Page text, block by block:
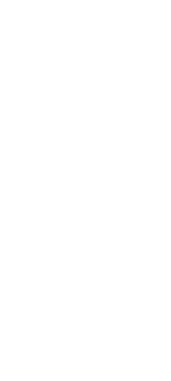
bis zum darauf-folgenden
ich der